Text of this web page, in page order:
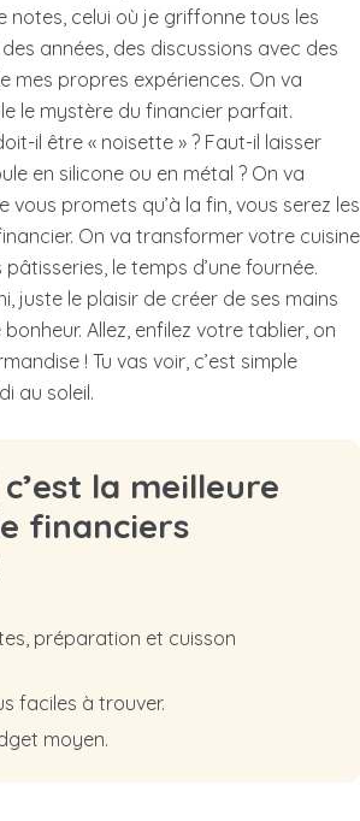
notes, celui où je griffonne tous les
années, des discussions avec des
mes propres expériences. On va
le mystère du financier parfait.
il être « noisette » ? Faut-il laisser
en silicone ou en métal ? On va
vous promets qu’à la fin, vous serez les
On va transformer votre cuisine
le temps d’une fournée.
juste le plaisir de créer de ses mains
Allez, enfilez votre tablier, on
! Tu vas voir, c’est simple
au soleil.
la meilleure
financiers
préparation et cuisson
faciles à trouver.
moyen.